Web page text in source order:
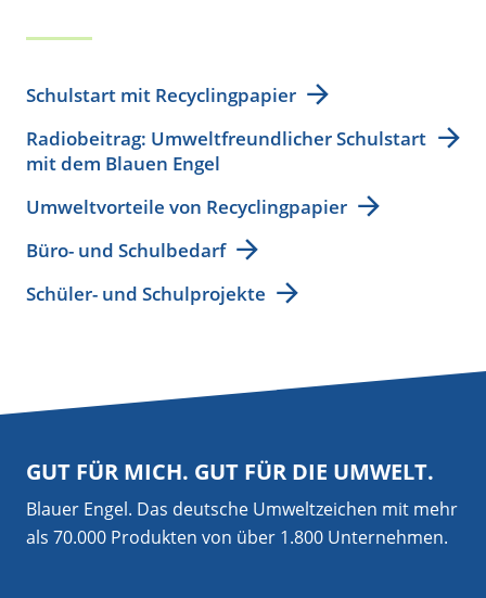
Schulstart mit Recyclingpapier
Radiobeitrag: Umweltfreundlicher Schulstart
mit dem Blauen Engel
Umweltvorteile von Recyclingpapier
Büro- und Schulbedarf
Schüler- und Schulprojekte
GUT FÜR MICH. GUT FÜR DIE UMWELT.
Blauer Engel. Das deutsche Umweltzeichen mit mehr
als 70.000 Produkten von über 1.800 Unternehmen.